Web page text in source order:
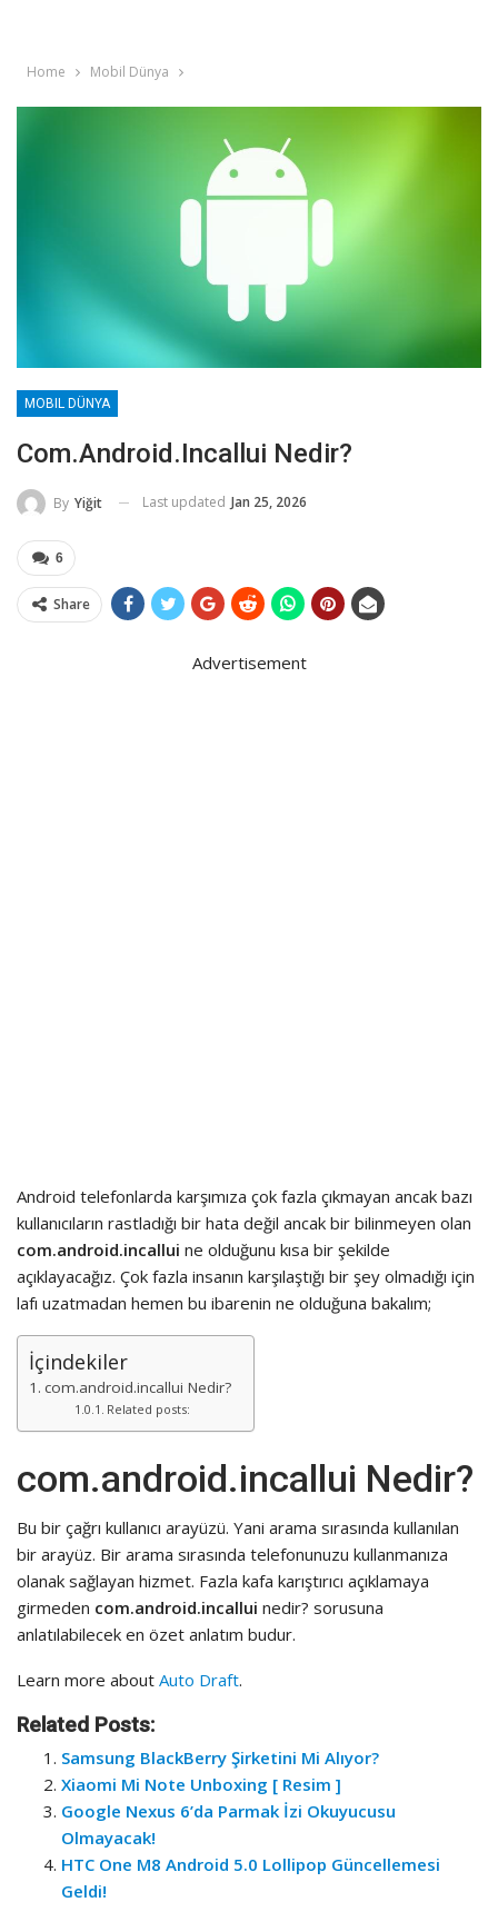
Home Mobil Dünya
MOBIL DÜNYA
Com.android.incallui Nedir?
By Yiğit Last updated Jan 25, 2026
6
Share
Advertisement
Android telefonlarda karşımıza çok fazla çıkmayan ancak bazı
kullanıcıların rastladığı bir hata değil ancak bir bilinmeyen olan
com.android.incallui ne olduğunu kısa bir şekilde
açıklayacağız. Çok fazla insanın karşılaştığı bir şey olmadığı için
lafı uzatmadan hemen bu ibarenin ne olduğuna bakalım;
İçindekiler
com.android.incallui Nedir?
Related posts:
com.android.incallui Nedir?
Bu bir çağrı kullanıcı arayüzü. Yani arama sırasında kullanılan
bir arayüz. Bir arama sırasında telefonunuzu kullanmanıza
olanak sağlayan hizmet. Fazla kafa karıştırıcı açıklamaya
girmeden com.android.incallui nedir? sorusuna
anlatılabilecek en özet anlatım budur.
Learn more about Auto Draft.
Related Posts:
Samsung BlackBerry Şirketini Mi Alıyor?
Xiaomi Mi Note Unboxing [ Resim ]
Google Nexus 6’da Parmak İzi Okuyucusu
Olmayacak!
HTC One M8 Android 5.0 Lollipop Güncellemesi
Geldi!